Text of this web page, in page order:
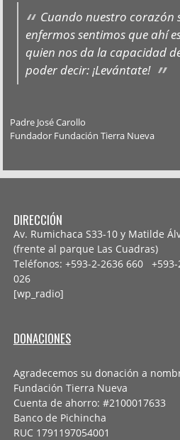
Cuando nuestro corazón
enfermos sentimos que ahí
quien nos da la capacidad
poder decir: ¡Levántate!
Padre José Carollo
Fundador Fundación Tierra Nueva
DIRECCIÓN
Av. Rumichaca S33-10 y Matilde
(frente al parque Las Cuadras)
Teléfonos: +593-2-2636 660 +593-
026
[wp_radio]
DONACIONES
Agradecemos su donación a
Fundación Tierra Nueva
Cuenta de ahorro: #2100017633
Banco de Pichincha
RUC 1791197054001